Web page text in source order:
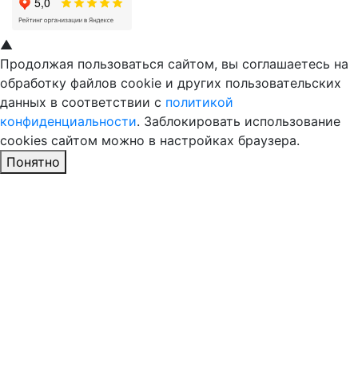
▲
Продолжая пользоваться сайтом, вы соглашаетесь на
обработку файлов cookie и других пользовательских
данных в соответствии с политикой
конфиденциальности. Заблокировать использование
cookies сайтом можно в настройках браузера.
Понятно